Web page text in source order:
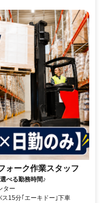
ォーク作業スタッフ
べる勤務時間♪
ター
15分｢エーキドー｣下車